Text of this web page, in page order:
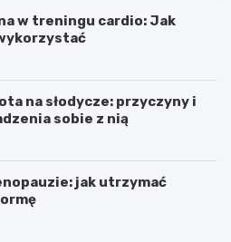
w treningu cardio: Jak
na słodycze: przyczyny i
sobie z nią
jak utrzymać